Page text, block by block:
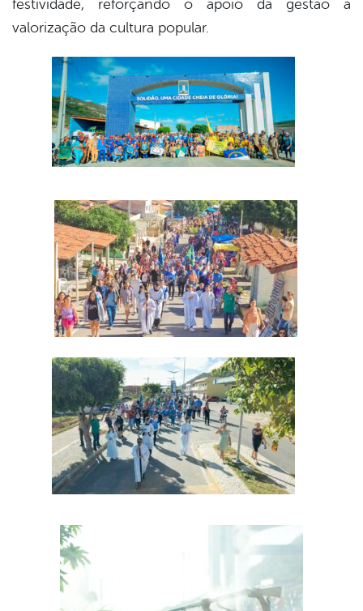
festividade, reforçando o apoio da gestão à
valorização da cultura popular.